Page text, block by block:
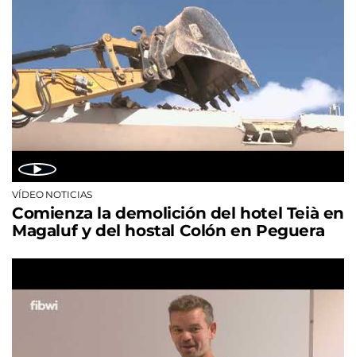
VÍDEO NOTICIAS
Comienza la demolición del hotel Teià en
Magaluf y del hostal Colón en Peguera